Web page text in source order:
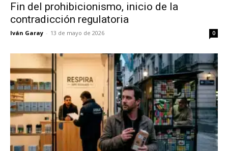
Fin del prohibicionismo, inicio de la
contradicción regulatoria
Iván Garay - 13 de mayo de 2026 0